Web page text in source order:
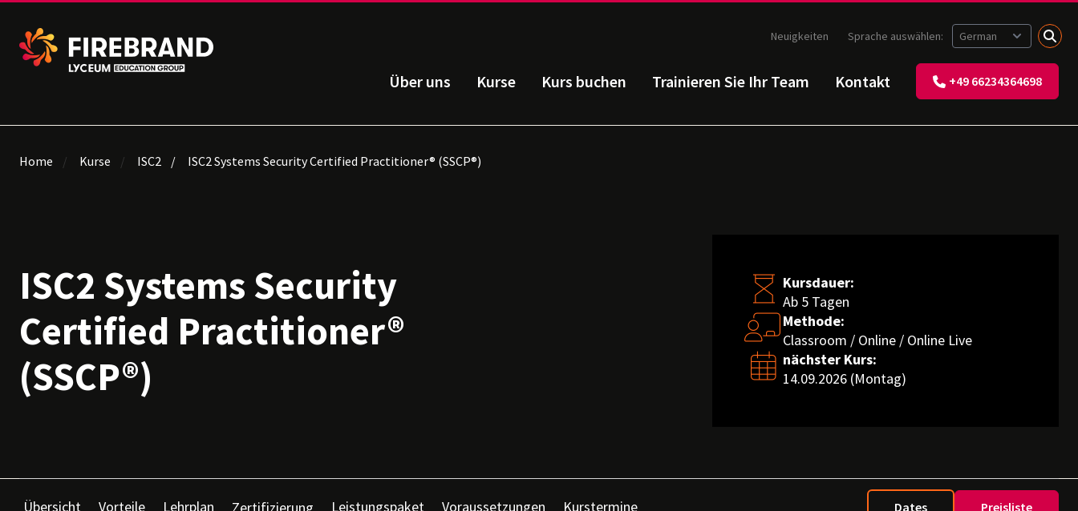
Über uns Kurse Kurs buchen Trainieren Sie Ihr Team Kontakt +49 66234364698
Neuigkeiten Sprache auswählen:
Home Kurse ISC2 ISC2 Systems Security Certified Practitioner® (SSCP®)
ISC2 Systems Security
Certified Practitioner®
(SSCP®)
Kursdauer:
Ab 5 Tagen
Methode:
Classroom / Online / Online Live
nächster Kurs:
14.09.2026 (Montag)
Übersicht Vorteile Lehrplan Zertifizierung Leistungspaket Voraussetzungen Kurstermine Dates Preisliste